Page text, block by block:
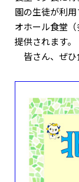
園の生徒が利
オホール食堂
提供されます。
皆さん、ぜひ